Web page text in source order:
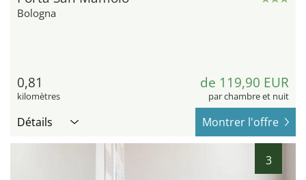
Bologna
0,81
kilomètres
de 119,90 EUR
par chambre et nuit
Détails Montrer l'offre
3